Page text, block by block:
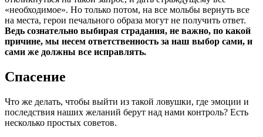
«необходимое». Но только потом, на все мольбы вернуть все
на места, герои печального образа могут не получить ответ.
Ведь сознательно выбирая страдания, не важно, по какой
причине, мы несем ответственность за наш выбор сами, и
сами же должны все исправлять.
Спасение
Что же делать, чтобы выйти из такой ловушки, где эмоции и
последствия наших желаний берут над нами контроль? Есть
несколько простых советов.